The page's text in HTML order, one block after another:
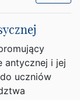
antycznej i jej
uczniów